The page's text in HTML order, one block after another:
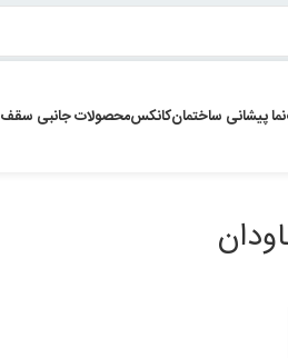
نما پیشانی ساختمانکانکسمحصولات جانبی سقف